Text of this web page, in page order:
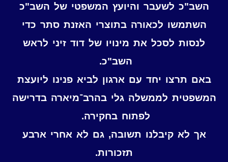
השב"כ לשעבר והיועץ המשפטי של השב"כ
השתמשו לכאורה בתוצרי האזנת סתר כדי
לנסות לסכל את מינויו של דוד זיני לראש
השב"כ.
באם תרצו יחד עם ארגון לביא פנינו ליועצת
המשפטית לממשלה גלי בהרב־מיארה בדרישה
לפתוח בחקירה.
אך לא קיבלנו תשובה, גם לא אחרי ארבע
תזכורות.